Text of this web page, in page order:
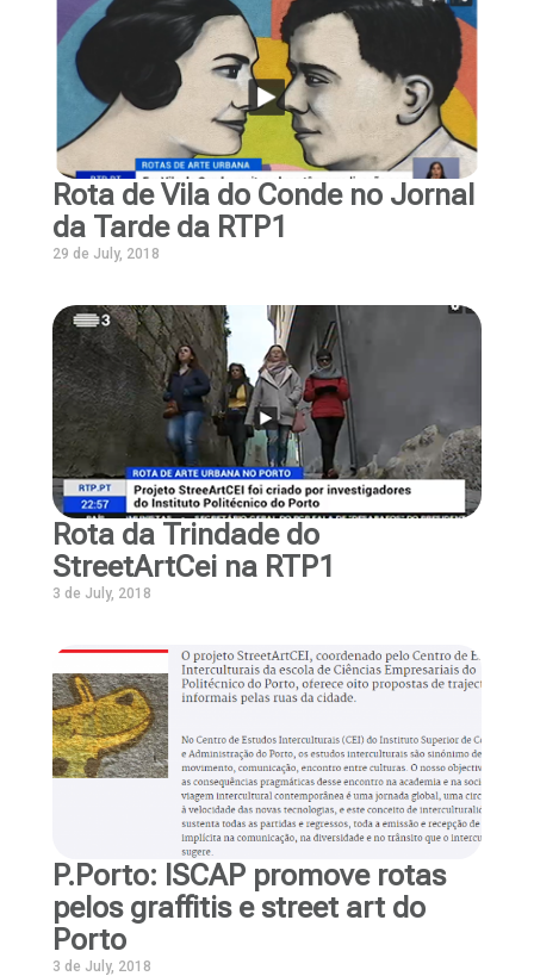
Rota de Vila do Conde no Jornal
da Tarde da RTP1
29 de July, 2018
Rota da Trindade do
StreetArtCei na RTP1
3 de July, 2018
P.Porto: ISCAP promove rotas
pelos graffitis e street art do
Porto
3 de July, 2018